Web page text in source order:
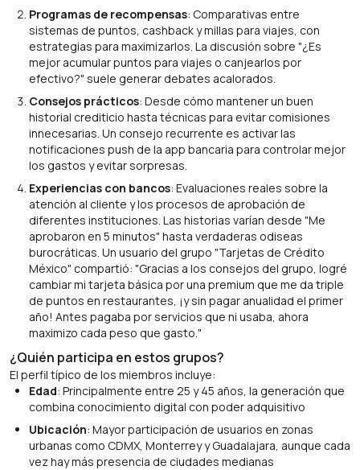
Programas de recompensas: Comparativas entre
sistemas de puntos, cashback y millas para viajes, con
estrategias para maximizarlos. La discusión sobre "¿Es
mejor acumular puntos para viajes o canjearlos por
efectivo?" suele generar debates acalorados.
Consejos prácticos: Desde cómo mantener un buen
historial crediticio hasta técnicas para evitar comisiones
innecesarias. Un consejo recurrente es activar las
notificaciones push de la app bancaria para controlar mejor
los gastos y evitar sorpresas.
Experiencias con bancos: Evaluaciones reales sobre la
atención al cliente y los procesos de aprobación de
diferentes instituciones. Las historias varían desde "Me
aprobaron en 5 minutos" hasta verdaderas odiseas
burocráticas. Un usuario del grupo "Tarjetas de Crédito
México" compartió: "Gracias a los consejos del grupo, logré
cambiar mi tarjeta básica por una premium que me da triple
de puntos en restaurantes, ¡y sin pagar anualidad el primer
año! Antes pagaba por servicios que ni usaba, ahora
maximizo cada peso que gasto."
¿Quién participa en estos grupos?
El perfil típico de los miembros incluye:
Edad: Principalmente entre 25 y 45 años, la generación que
combina conocimiento digital con poder adquisitivo
Ubicación: Mayor participación de usuarios en zonas
urbanas como CDMX, Monterrey y Guadalajara, aunque cada
vez hay más presencia de ciudades medianas